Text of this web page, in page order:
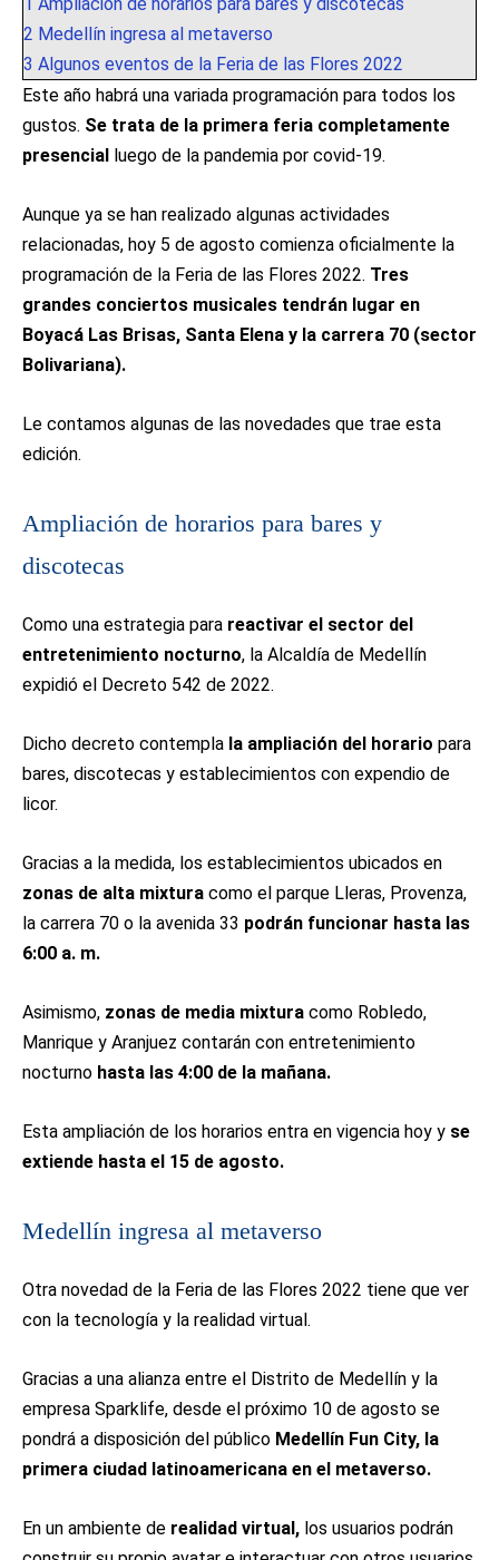
2 Medellín ingresa al metaverso
3 Algunos eventos de la Feria de las Flores 2022
Este año habrá una variada programación para todos los
gustos. Se trata de la primera feria completamente
presencial luego de la pandemia por covid-19.
Aunque ya se han realizado algunas actividades
relacionadas, hoy 5 de agosto comienza oficialmente la
programación de la Feria de las Flores 2022. Tres
grandes conciertos musicales tendrán lugar en
Boyacá Las Brisas, Santa Elena y la carrera 70 (sector
Bolivariana).
Le contamos algunas de las novedades que trae esta
edición.
Ampliación de horarios para bares y
discotecas
Como una estrategia para reactivar el sector del
entretenimiento nocturno, la Alcaldía de Medellín
expidió el Decreto 542 de 2022.
Dicho decreto contempla la ampliación del horario para
bares, discotecas y establecimientos con expendio de
licor.
Gracias a la medida, los establecimientos ubicados en
zonas de alta mixtura como el parque Lleras, Provenza,
la carrera 70 o la avenida 33 podrán funcionar hasta las
6:00 a. m.
Asimismo, zonas de media mixtura como Robledo,
Manrique y Aranjuez contarán con entretenimiento
nocturno hasta las 4:00 de la mañana.
Esta ampliación de los horarios entra en vigencia hoy y se
extiende hasta el 15 de agosto.
Medellín ingresa al metaverso
Otra novedad de la Feria de las Flores 2022 tiene que ver
con la tecnología y la realidad virtual.
Gracias a una alianza entre el Distrito de Medellín y la
empresa Sparklife, desde el próximo 10 de agosto se
pondrá a disposición del público Medellín Fun City, la
primera ciudad latinoamericana en el metaverso.
En un ambiente de realidad virtual, los usuarios podrán